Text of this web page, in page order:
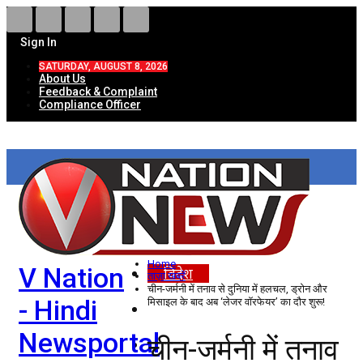
Sign In
SATURDAY, AUGUST 8, 2026
About Us
Feedback & Complaint
Compliance Officer
V Nation
- Hindi
Newsportal
HOME
ताज़ा खबरें
देश
विदेश
राज्य
उत्तर प्रदेश
Home
ताज़ा खबरें
चीन-जर्मनी में तनाव से दुनिया में हलचल, ड्रोन और
मिसाइल के बाद अब ‘लेजर वॉरफेयर’ का दौर शुरू!
चीन-जर्मनी में तनाव